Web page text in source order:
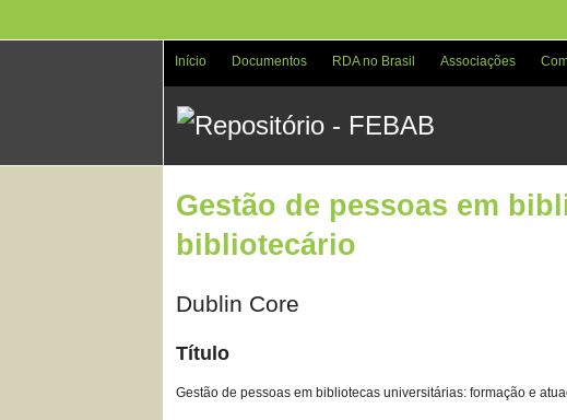
Início Documentos RDA no Brasil Associações
Gestão de pessoas em
bibliotecário
Dublin Core
Título
Gestão de pessoas em bibliotecas universitárias: formação e